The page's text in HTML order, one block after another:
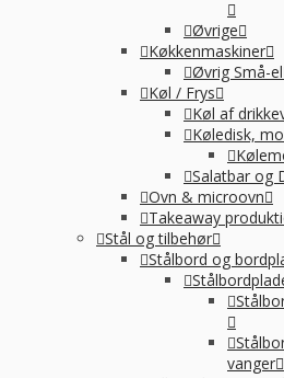
Øvrige
Køkkenmaskiner
Øvrig Små-el
Køl / Frys
Køl af
Køledisk,
Salatbar og
Ovn & microovn
Takeaway
Stål og tilbehør
Stålbord og
vanger